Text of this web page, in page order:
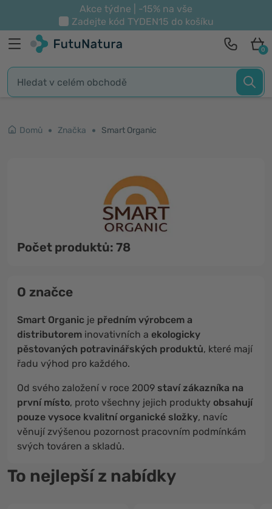
Akce týdne | -15% na vše
Zadejte kód TYDEN15 do košíku
0
Domů Značka Smart Organic
Počet produktů: 78
O značce
Smart Organic je předním výrobcem a
distributorem inovativních a ekologicky
pěstovaných potravinářských produktů, které mají
řadu výhod pro každého.
Od svého založení v roce 2009 staví zákazníka na
první místo, proto všechny jejich produkty obsahují
pouze vysoce kvalitní organické složky, navíc
věnují zvýšenou pozornost pracovním podmínkám
svých továren a skladů.
To nejlepší z nabídky